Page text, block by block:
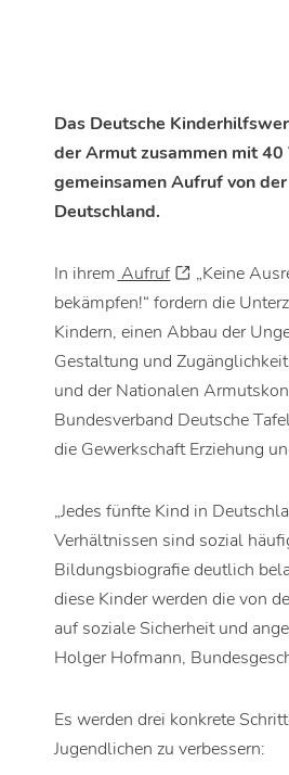
Das Deutsche
der Armut zusammen mit
gemeinsamen Aufruf von
Deutschland.
In ihrem Aufruf
„Keine
bekämpfen!“ fordern die
Kindern, einen Abbau der
Gestaltung und
und der Nationalen
Bundesverband Deutsche
die Gewerkschaft Erziehung
„Jedes fünfte Kind in
Verhältnissen sind sozial
Bildungsbiografie deutlich
diese Kinder werden die von
auf soziale Sicherheit und
Holger Hofmann,
Es werden drei konkrete
Jugendlichen zu verbessern: